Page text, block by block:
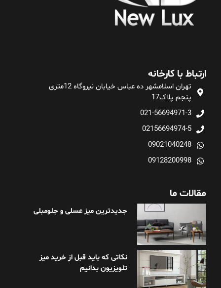
ارتباط با کارخانه
تهران اسلامشهر ده عباس خیابان نیروگاه 12متری
پنجم پلاک17
021-56694971-3
02156694974-5
09021040248
09128200998
مقالات ما
جدیدترین میز عسلی و جلومبلی
نکاتی که باید قبل از خرید میز
تلویزیون بدانیم